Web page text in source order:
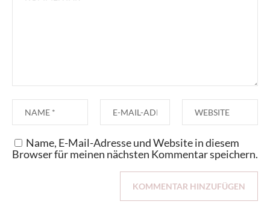
Name, E-Mail-Adresse und Website in diesem
Browser für meinen nächsten Kommentar speichern.